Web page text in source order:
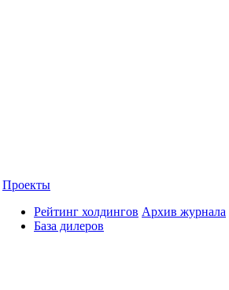
Проекты
Рейтинг холдингов
База дилеров
Архив журнала